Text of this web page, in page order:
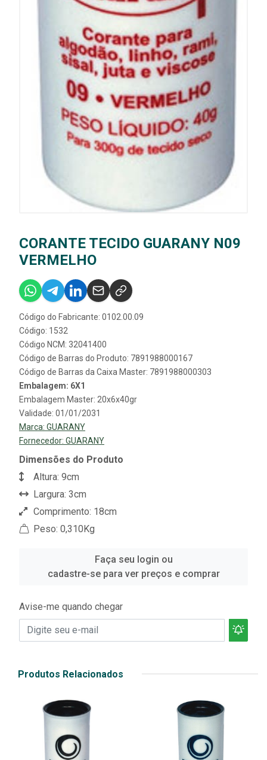
CORANTE TECIDO GUARANY N09
VERMELHO
Código do Fabricante: 0102.00.09
Código: 1532
Código NCM: 32041400
Código de Barras do Produto: 7891988000167
Código de Barras da Caixa Master: 7891988000303
Embalagem: 6X1
Embalagem Master: 20x6x40gr
Validade: 01/01/2031
Marca: GUARANY
Fornecedor: GUARANY
Dimensões do Produto
Altura: 9cm
Largura: 3cm
Comprimento: 18cm
Peso: 0,310Kg
Faça seu login ou
cadastre-se para ver preços e comprar
Avise-me quando chegar
Produtos Relacionados